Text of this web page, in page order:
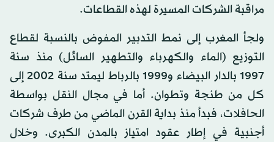
مراقبة الشركات المسيرة لهذه القطاعات.
ولجأ المغرب إلى نمط التدبير المفوض بالنسبة لقطاع
التوزيع (الماء والكهرباء والتطهير السائل) منذ سنة
1997 بالدار البيضاء و1999 بالرباط ليمتد سنة 2002 إلى
كل من طنجة وتطوان. أما في مجال النقل بواسطة
الحافلات، فبدأ منذ بداية القرن الماضي من طرف شركات
أجنبية في إطار عقود امتياز بالمدن الكبرى. وخلال